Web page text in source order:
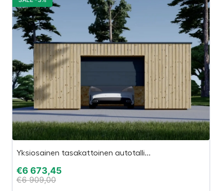
Yksiosainen tasakattoinen autotalli...
€6 673,45
€6 909,00